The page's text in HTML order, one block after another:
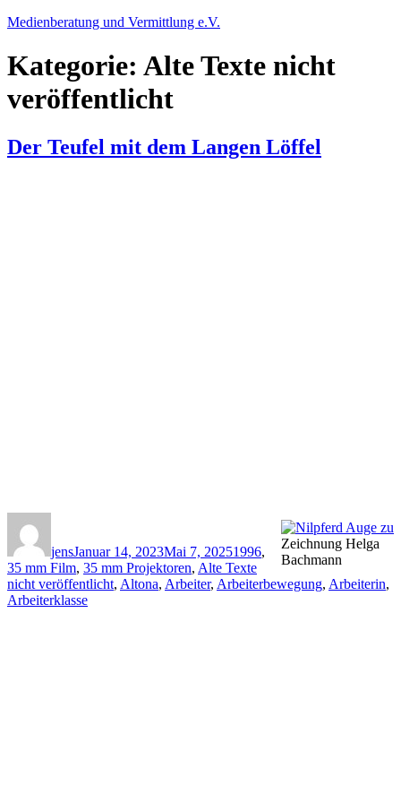
Zum
springen
Medienberatung und Vermittlung e.V.
Kategorie: Alte Texte nicht
veröffentlicht
Der Teufel mit dem Langen Löffel
Zeichnung Helga
Bachmann
jensJanuar 14, 2023Mai 7, 2025
Kategorien
1996,
35 mm Film, 35 mm Projektoren, Alte Texte
nicht veröffentlicht, Altona, Arbeiter, Arbeiterbewegung, Arbeiterin,
Arbeiterklasse